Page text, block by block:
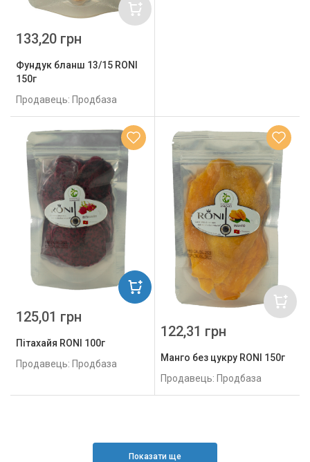
Фундук бланш 13/15 RONI
150г
Продавець: Продбаза
133,20 грн
Пітахайя RONI 100г
Продавець: Продбаза
125,01 грн
Манго без цукру RONI 150г
Продавець: Продбаза
122,31 грн
Показати ще